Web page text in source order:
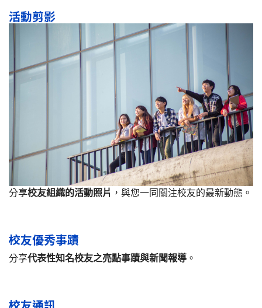
活動剪影
分享校友組織的活動照片 ，與您一同關注校友的最新動態。
校友優秀事蹟
分享代表性知名校友之亮點事蹟與新聞報導 。
校友通訊